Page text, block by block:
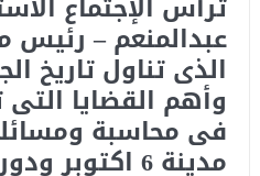
عبدالمنعم – رئيس
الذى تناول تاريخ
وأهم القضايا التى
فى محاسبة
مدينة 6